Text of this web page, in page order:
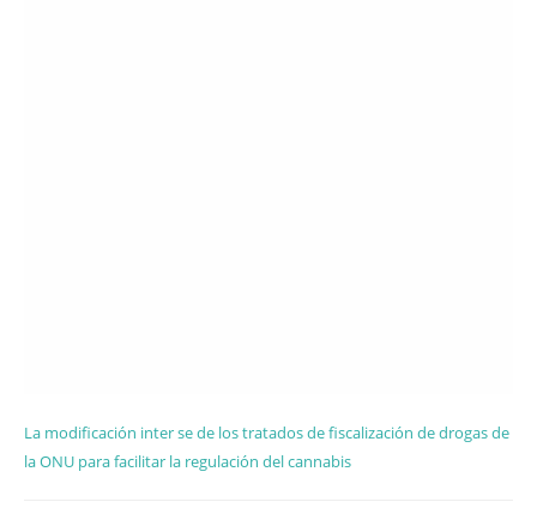
La modificación inter se de los tratados de fiscalización de drogas de
la ONU para facilitar la regulación del cannabis